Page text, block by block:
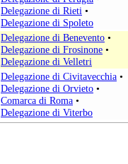
Delegazione di Rieti •
Delegazione di Spoleto
Delegazione di Benevento •
Delegazione di Frosinone •
Delegazione di Velletri
Delegazione di Civitavecchia •
Delegazione di Orvieto •
Comarca di Roma •
Delegazione di Viterbo